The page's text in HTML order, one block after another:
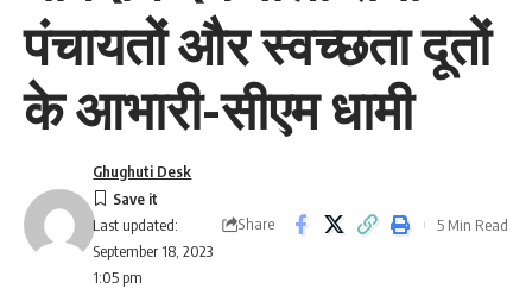
पंचायतों और स्वच्छता दूतों
के आभारी-सीएम धामी
Last updated:
September 18, 2023
1:05 pm
Ghughuti Desk
Share 5 Min Read